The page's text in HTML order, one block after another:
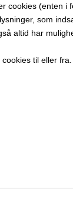
cookies (enten i
som
altid har
til eller